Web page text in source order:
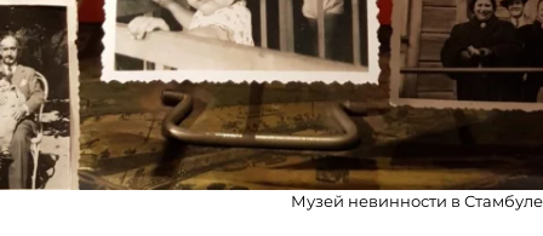
Музей невинности в Стамбуле